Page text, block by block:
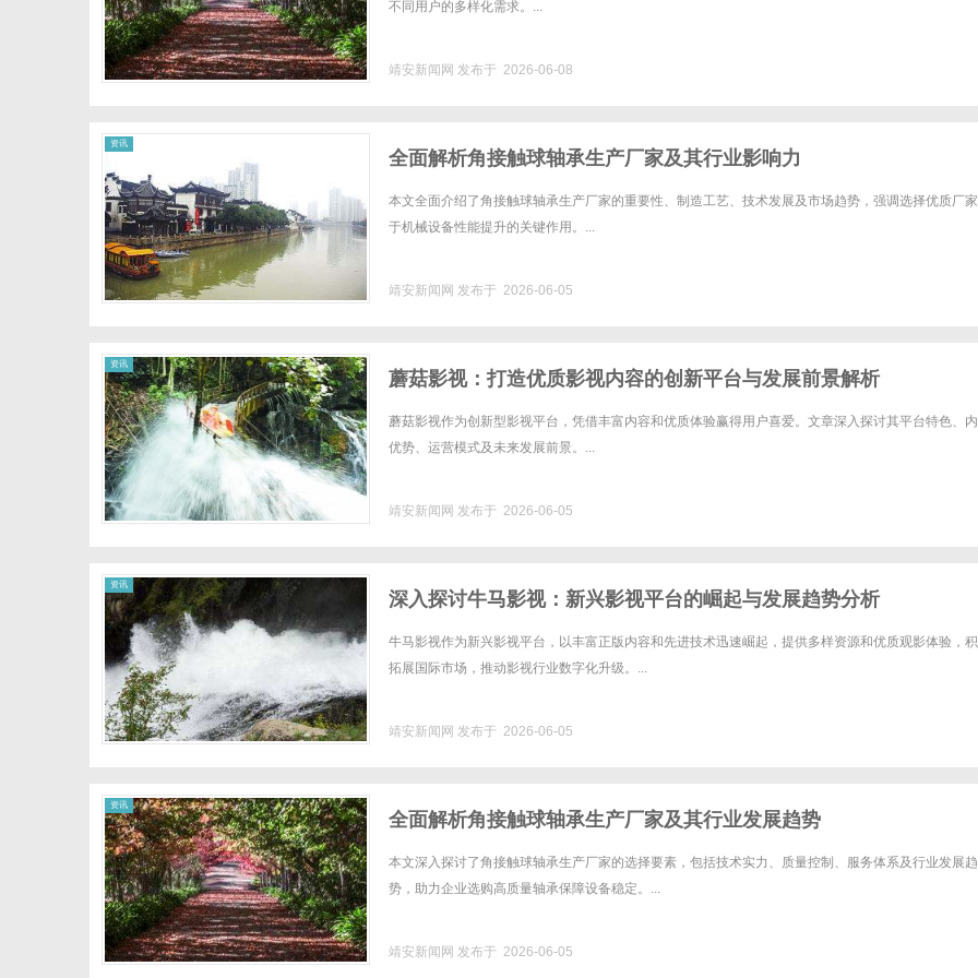
不同用户的多样化需求。...
靖安新闻网 发布于 2026-06-08
资讯
全面解析角接触球轴承生产厂家及其行业影响力
本文全面介绍了角接触球轴承生产厂家的重要性、制造工艺、技术发展及市场趋势，强调选择优质厂
于机械设备性能提升的关键作用。...
靖安新闻网 发布于 2026-06-05
资讯
蘑菇影视：打造优质影视内容的创新平台与发展前景解析
蘑菇影视作为创新型影视平台，凭借丰富内容和优质体验赢得用户喜爱。文章深入探讨其平台特色、
优势、运营模式及未来发展前景。...
靖安新闻网 发布于 2026-06-05
资讯
深入探讨牛马影视：新兴影视平台的崛起与发展趋势分析
牛马影视作为新兴影视平台，以丰富正版内容和先进技术迅速崛起，提供多样资源和优质观影体验，
拓展国际市场，推动影视行业数字化升级。...
靖安新闻网 发布于 2026-06-05
资讯
全面解析角接触球轴承生产厂家及其行业发展趋势
本文深入探讨了角接触球轴承生产厂家的选择要素，包括技术实力、质量控制、服务体系及行业发展趋
势，助力企业选购高质量轴承保障设备稳定。...
靖安新闻网 发布于 2026-06-05